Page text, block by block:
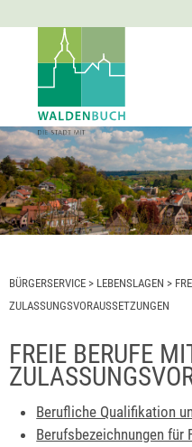
BÜRGERSERVICE > LEBENSLAGEN >
ZULASSUNGSVORAUSSETZUNGEN
FREIE BERUFE
Berufliche Qualifikation
Berufsbezeichnungen für